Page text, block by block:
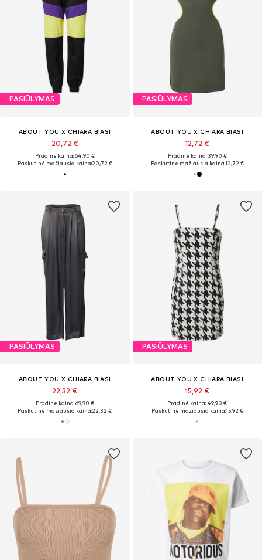
PASIŪLYMAS
ABOUT YOU X CHIARA BIASI
20,72 €
Pradinė kaina: 64,90 €
Paskutinė mažiausia kaina:20,72 €
PASIŪLYMAS
ABOUT YOU X CHIARA BIASI
12,72 €
Pradinė kaina: 39,90 €
Paskutinė mažiausia kaina:12,72 €
PASIŪLYMAS
ABOUT YOU X CHIARA BIASI
22,32 €
Pradinė kaina: 69,90 €
Paskutinė mažiausia kaina:22,32 €
PASIŪLYMAS
ABOUT YOU X CHIARA BIASI
15,92 €
Pradinė kaina: 49,90 €
Paskutinė mažiausia kaina:15,92 €